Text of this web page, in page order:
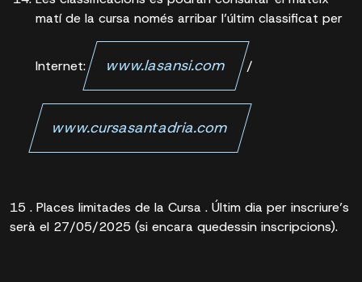
matí de la cursa només arribar l’últim classificat per
Internet: www.lasansi.com /
www.cursasantadria.com
15 . Places limitades de la Cursa . Últim dia per inscriure’s
serà el 27/05/2025 (si encara quedessin inscripcions).